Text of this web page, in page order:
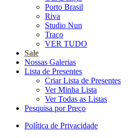
Porto Brasil
Riva
Studio Nun
Traço
VER TUDO
Sale
Nossas Galerias
Lista de Presentes
Criar Lista de Presentes
Ver Minha Lista
Ver Todas as Listas
Pesquisa por Preço
Política de Privacidade